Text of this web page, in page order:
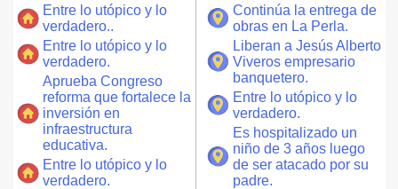
Entre lo utópico y lo
verdadero..
Entre lo utópico y lo
verdadero.
Aprueba Congreso
reforma que fortalece la
inversión en
infraestructura
educativa.
Entre lo utópico y lo
verdadero.
Continúa la entrega de
obras en La Perla.
Liberan a Jesús Alberto
Viveros empresario
banquetero.
Entre lo utópico y lo
verdadero.
Es hospitalizado un
niño de 3 años luego
de ser atacado por su
padre.